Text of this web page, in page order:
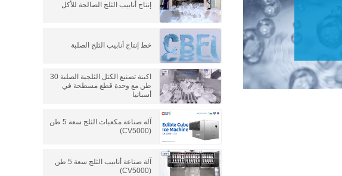
إنتاج أنابيب الثلج الصالحة للأكل
خط إنتاج أنابيب الثلج الصلبة
اكينة تصنيع الكتل الثلجية الصلبة 30
طن مع وحدة قطع مسطحة في
أسبانيا
آلة صناعة مكعبات الثلج سعة 5 طن
(CV5000)
آلة صناعة أنابيب الثلج سعة 5 طن
(CV5000)